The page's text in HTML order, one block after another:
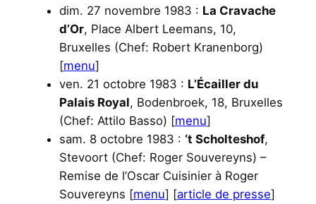
dim. 27 novembre 1983 : La Cravache
d’Or, Place Albert Leemans, 10,
Bruxelles (Chef: Robert Kranenborg)
[menu]
ven. 21 octobre 1983 : L’Écailler du
Palais Royal, Bodenbroek, 18, Bruxelles
(Chef: Attilo Basso) [menu]
sam. 8 octobre 1983 : ‘t Scholteshof,
Stevoort (Chef: Roger Souvereyns) –
Remise de l’Oscar Cuisinier à Roger
Souvereyns [menu] [article de presse]